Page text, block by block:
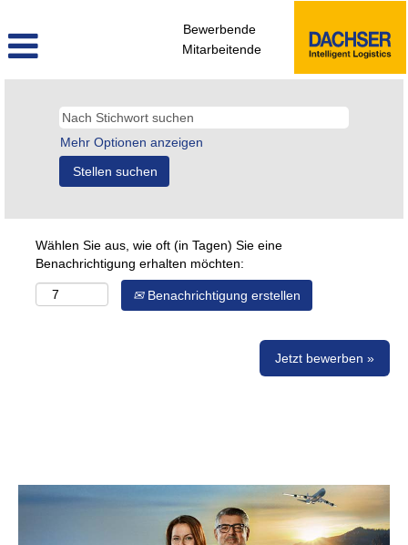
Bewerbende
Mitarbeitende
Mehr Optionen anzeigen
Wählen Sie aus, wie oft (in Tagen) Sie eine
Benachrichtigung erhalten möchten:
Benachrichtigung erstellen
Jetzt bewerben »